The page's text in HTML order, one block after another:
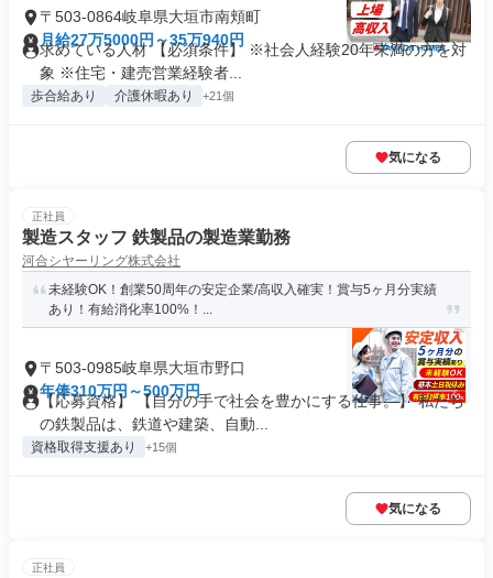
〒503-0864岐阜県大垣市南頬町
月給27万5000円～35万940円
求めている人材 【必須条件】 ※社会人経験20年未満の方を対
象 ※住宅・建売営業経験者...
歩合給あり 介護休暇あり +21個
気になる
正社員
製造スタッフ 鉄製品の製造業勤務
河合シヤーリング株式会社
未経験OK！創業50周年の安定企業/高収入確実！賞与5ヶ月分実績
あり！有給消化率100%！...
〒503-0985岐阜県大垣市野口
年俸310万円～500万円
【応募資格】 【自分の手で社会を豊かにする仕事。】 私たち
の鉄製品は、鉄道や建築、自動...
資格取得支援あり +15個
気になる
正社員